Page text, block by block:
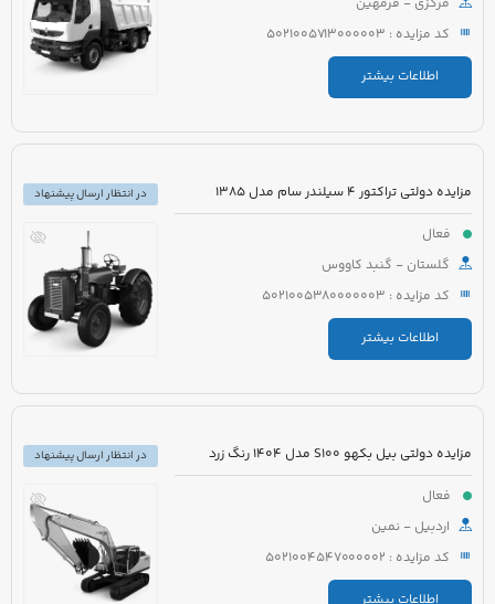
کد مزایده : 5021005713000003
اطلاعات بیشتر
مزایده دولتی تراکتور 4 سیلندر سام مدل 1385
فعال
گلستان - گنبد کاووس
کد مزایده : 5021005380000003
اطلاعات بیشتر
در انتظار ارسال پیشنهاد
مزایده دولتی بیل بکهو S100 مدل 1404 رنگ زرد
فعال
اردبیل - نمین
کد مزایده : 5021004547000002
در انتظار ارسال پیشنهاد